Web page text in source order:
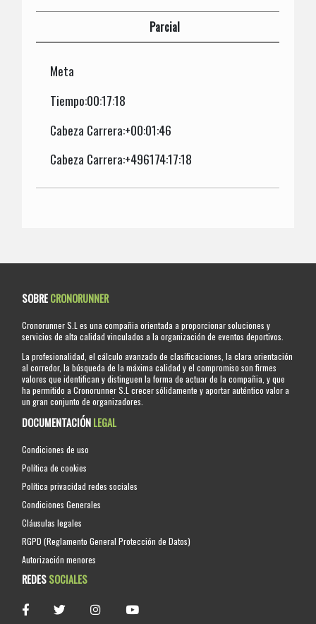
Parcial
Meta
Tiempo:00:17:18
Cabeza Carrera:+00:01:46
Cabeza Carrera:+496174:17:18
SOBRECRONORUNNER
Cronorunner S.L es una compañia orientada a proporcionar soluciones y
servicios de alta calidad vinculados a la organización de eventos deportivos.
La profesionalidad, el cálculo avanzado de clasificaciones, la clara orientación
al corredor, la búsqueda de la máxima calidad y el compromiso son firmes
valores que identifican y distinguen la forma de actuar de la compañia, y que
ha permitido a Cronorunner S.L crecer sólidamente y aportar auténtico valor a
un gran conjunto de organizadores.
DOCUMENTACIÓNLEGAL
Condiciones de uso
Política de cookies
Política privacidad redes sociales
Condiciones Generales
Cláusulas legales
RGPD (Reglamento General Protección de Datos)
Autorización menores
REDESSOCIALES